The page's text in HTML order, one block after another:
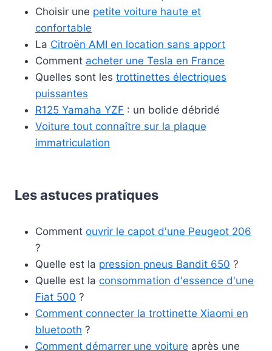
Choisir une petite voiture haute et
confortable
La Citroën AMI en location sans apport
Comment acheter une Tesla en France
Quelles sont les trottinettes électriques
puissantes
R125 Yamaha YZF : un bolide débridé
Voiture tout connaître sur la plaque
immatriculation
Les astuces pratiques
Comment ouvrir le capot d'une Peugeot 206
?
Quelle est la pression pneus Bandit 650 ?
Quelle est la consommation d'essence d'une
Fiat 500 ?
Comment connecter la trottinette Xiaomi en
bluetooth ?
Comment démarrer une voiture après une